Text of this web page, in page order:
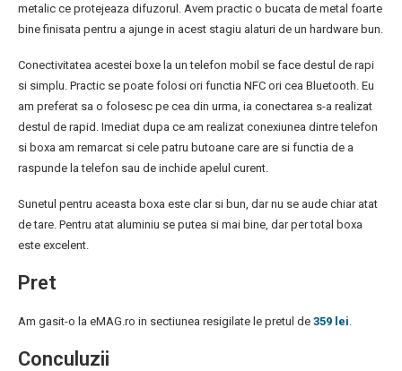
metalic ce protejeaza difuzorul. Avem practic o bucata de metal foarte
bine finisata pentru a ajunge in acest stagiu alaturi de un hardware bun.
Conectivitatea acestei boxe la un telefon mobil se face destul de rapi
si simplu. Practic se poate folosi ori functia NFC ori cea Bluetooth. Eu
am preferat sa o folosesc pe cea din urma, ia conectarea s-a realizat
destul de rapid. Imediat dupa ce am realizat conexiunea dintre telefon
si boxa am remarcat si cele patru butoane care are si functia de a
raspunde la telefon sau de inchide apelul curent.
Sunetul pentru aceasta boxa este clar si bun, dar nu se aude chiar atat
de tare. Pentru atat aluminiu se putea si mai bine, dar per total boxa
este excelent.
Pret
Am gasit-o la eMAG.ro in sectiunea resigilate le pretul de 359 lei
Conculuzii